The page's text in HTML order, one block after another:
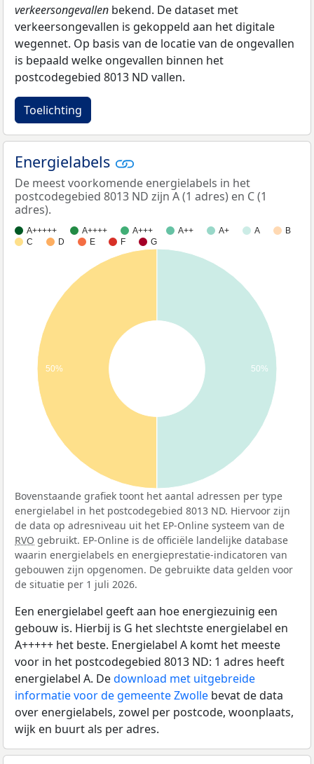
verkeersongevallen bekend. De dataset met
verkeersongevallen is gekoppeld aan het digitale
wegennet. Op basis van de locatie van de ongevallen
is bepaald welke ongevallen binnen het
postcodegebied 8013 ND vallen.
Toelichting
Energielabels
De meest voorkomende energielabels in het
postcodegebied 8013 ND zijn A (1 adres) en C (1
adres).
A+++++ A++++ A+++ A++ A+ A
B
C
D E F G
50% 50%
Bovenstaande grafiek toont het aantal adressen per type
energielabel in het postcodegebied 8013 ND. Hiervoor zijn
de data op adresniveau uit het EP-Online systeem van de
RVO gebruikt. EP-Online is de officiële landelijke database
waarin energielabels en energieprestatie-indicatoren van
gebouwen zijn opgenomen. De gebruikte data gelden voor
de situatie per 1 juli 2026.
Een energielabel geeft aan hoe energiezuinig een
gebouw is. Hierbij is G het slechtste energielabel en
A+++++ het beste. Energielabel A komt het meeste
voor in het postcodegebied 8013 ND: 1 adres heeft
energielabel A. Dedownload met uitgebreide
informatie voor de gemeente Zwolle bevat de data
over energielabels, zowel per postcode, woonplaats,
wijk en buurt als per adres.